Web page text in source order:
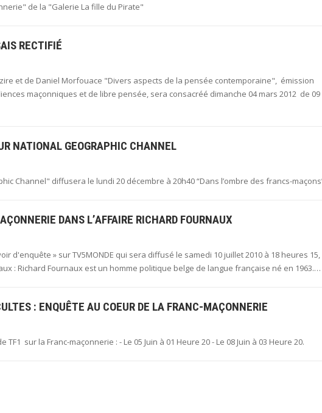
de la "Galerie La fille du Pirate"
RECTIFIÉ
et de Daniel Morfouace "Divers aspects de la pensée contemporaine", émission
maçonniques et de libre pensée, sera consacréé dimanche 04 mars 2012 de 09
NATIONAL GEOGRAPHIC CHANNEL
Channel" diffusera le lundi 20 décembre à 20h40 “Dans l’ombre des francs-
DANS L’AFFAIRE RICHARD FOURNAUX
d'enquête » sur TV5MONDE qui sera diffusé le samedi 10 juillet 2010 à 18 heures 15,
: Richard Fournaux est un homme politique belge de langue française né en 1963.…
: ENQUÊTE AU COEUR DE LA FRANC-MAÇONNERIE
sur la Franc-maçonnerie : - Le 05 Juin à 01 Heure 20 - Le 08 Juin à 03 Heure 20.